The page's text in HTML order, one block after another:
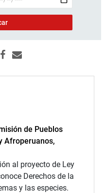
de Pueblos
Afroperuanos,
al proyecto de Ley
Derechos de la
y las especies.